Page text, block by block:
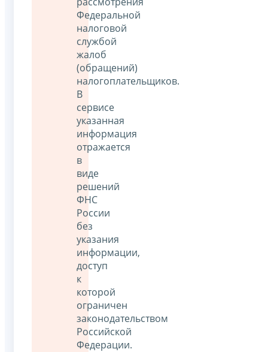
Федеральной
налоговой
службой
жалоб
(обращений)
налогоплательщиков.
В
сервисе
указанная
информация
отражается
в
виде
решений
ФНС
России
без
указания
информации,
доступ
к
которой
ограничен
законодательством
Российской
Федерации.